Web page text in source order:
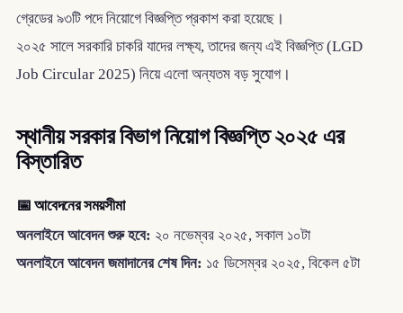
গ্রেডের ৯৩টি পদে নিয়োগে বিজ্ঞপ্তি প্রকাশ করা হয়েছে।
২০২৫ সালে সরকারি চাকরি যাদের লক্ষ্য, তাদের জন্য এই বিজ্ঞপ্তি (LGD
Job Circular 2025) নিয়ে এলো অন্যতম বড় সুযোগ।
স্থানীয় সরকার বিভাগ নিয়োগ বিজ্ঞপ্তি ২০২৫ এর
বিস্তারিত
📅আবেদনের সময়সীমা
অনলাইনে আবেদন শুরু হবে: ২০ নভেম্বর ২০২৫, সকাল ১০টা
অনলাইনে আবেদন জমাদানের শেষ দিন: ১৫ ডিসেম্বর ২০২৫, বিকেল ৫টা